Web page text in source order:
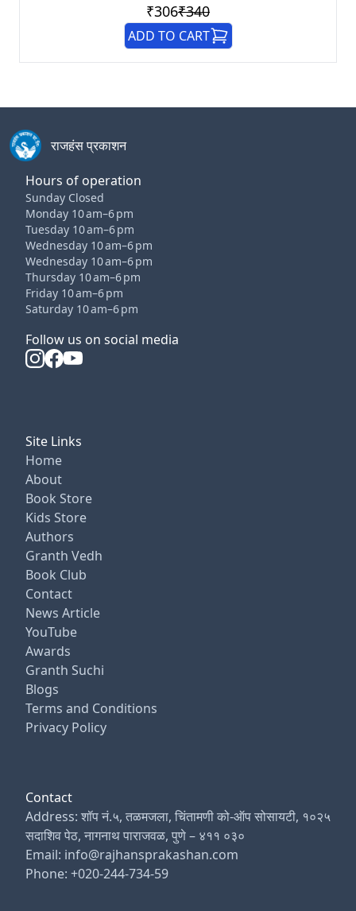
₹306₹340
ADD TO CART
राजहंस प्रकाशन
Hours of operation
Sunday Closed
Monday 10 am–6 pm
Tuesday 10 am–6 pm
Wednesday 10 am–6 pm
Wednesday 10 am–6 pm
Thursday 10 am–6 pm
Friday 10 am–6 pm
Saturday 10 am–6 pm
Follow us on social media
Site Links
Home
About
Book Store
Kids Store
Authors
Granth Vedh
Book Club
Contact
News Article
YouTube
Awards
Granth Suchi
Blogs
Terms and Conditions
Privacy Policy
Contact
Address: शॉप नं.५, तळमजला, चिंतामणी को-ऑप सोसायटी, १०२५
सदाशिव पेठ, नागनाथ पाराजवळ, पुणे – ४११ ०३०
Email: info@rajhansprakashan.com
Phone: +020-244-734-59